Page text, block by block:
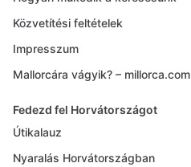
Közvetítési feltételek
Impresszum
Mallorcára vágyik? – millorca.com
Fedezd fel Horvátországot
Útikalauz
Nyaralás Horvátországban